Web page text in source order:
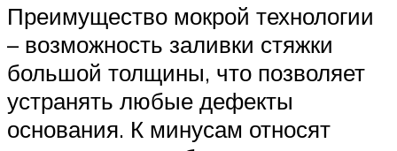
Преимущество мокрой технологии
– возможность заливки стяжки
большой толщины, что позволяет
устранять любые дефекты
основания. К минусам относят